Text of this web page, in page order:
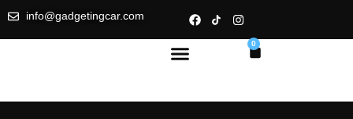
info@gadgetingcar.com
0